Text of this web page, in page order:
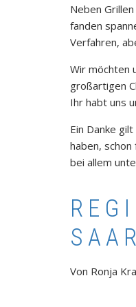
Neben
fanden
Verfahren,
Wir möchten
großartigen
Ihr habt uns
Ein Danke
haben,
bei allem
Von Ronja